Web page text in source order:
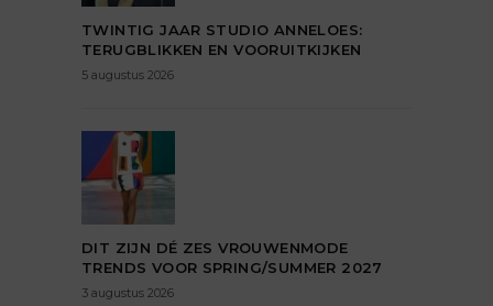
TWINTIG JAAR STUDIO ANNELOES:
TERUGBLIKKEN EN VOORUITKIJKEN
5 augustus 2026
DIT ZIJN DÉ ZES VROUWENMODE
TRENDS VOOR SPRING/SUMMER 2027
3 augustus 2026